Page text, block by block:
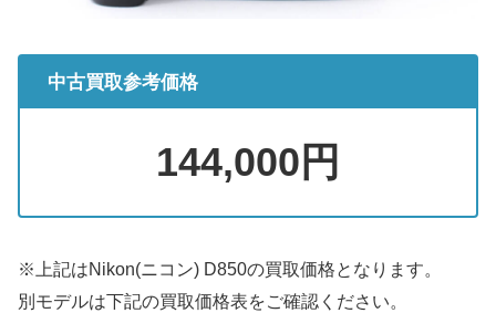
中古買取参考価格
144,000円
※上記はNikon(ニコン) D850の買取価格となります。
別モデルは下記の買取価格表をご確認ください。